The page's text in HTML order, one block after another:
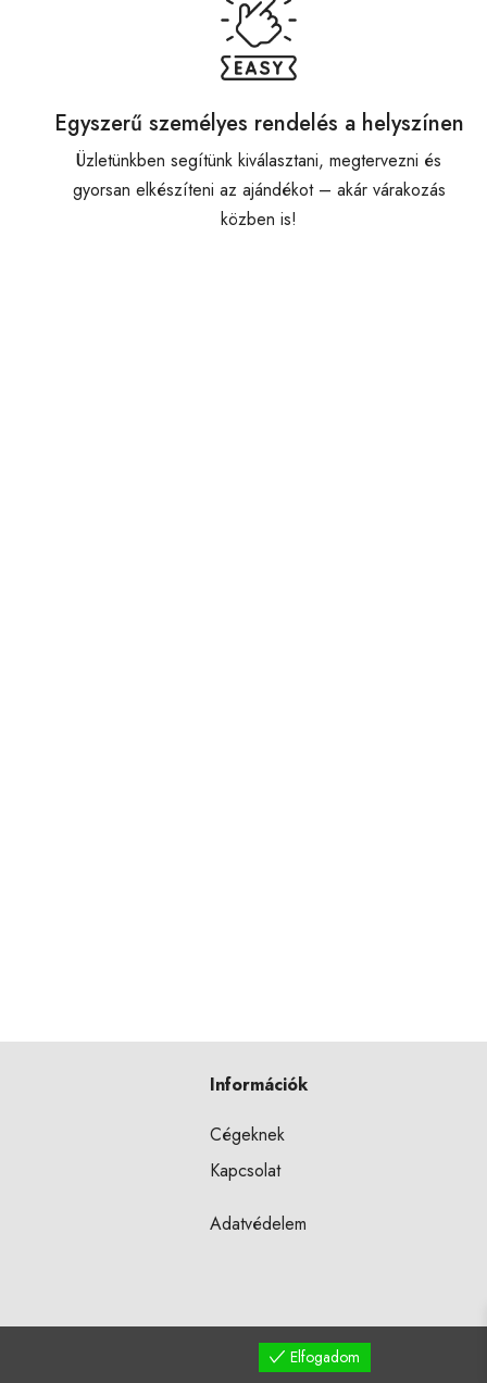
Egyszerű személyes rendelés a helyszínen
Üzletünkben segítünk kiválasztani, megtervezni és
gyorsan elkészíteni az ajándékot – akár várakozás
közben is!
Információk
Cégeknek
Kapcsolat
Adatvédelem
Elfogadom